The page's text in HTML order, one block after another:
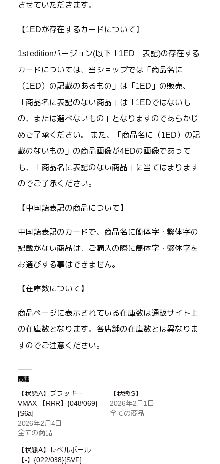
させていただきます。
【1EDが存在するカードについて】
1st editionバージョン(以下「1ED」表記)の存在する
カードについては、当ショップでは「商品名に
（1ED）の記載のあるもの」は「1ED」の販売、
「商品名に表記のない商品」は「1EDではないも
の、または選べないもの」となりますのであらかじ
めご了承ください。 また、「商品名に（1ED）の記
載のないもの」の商品画像が4EDの画像であって
も、「商品名に表記のない商品」に当てはまります
のでご了承ください。
【中国語表記の商品について】
中国語表記のカードで、商品名に簡体字・繁体字の
記載がない商品は、ご購入の際に簡体字・繁体字を
お選びする事はできません。
【在庫数について】
商品ページに表示されている在庫数は通販サイト上
の在庫数となります。各店舗の在庫数とは異なりま
すのでご注意ください。
関連
【状態A】ブラッキー
VMAX 【RRR】{048/069}
[S6a]
2026年2月4日
全ての商品
【状態S】
2026年2月1日
全ての商品
【状態A】レベルボール
【-】{022/038}[SVF]